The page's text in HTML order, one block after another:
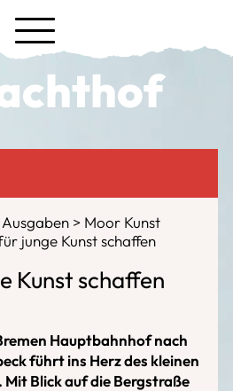
Ausgaben
Moor Kunst
junge Kunst schaffen
Kunst schaffen
Hauptbahnhof nach
führt ins Herz des kleinen
Blick auf die Bergstraße